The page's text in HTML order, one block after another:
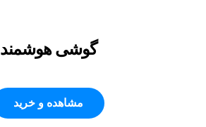
گوشی هوشمند
مشاهده و خرید